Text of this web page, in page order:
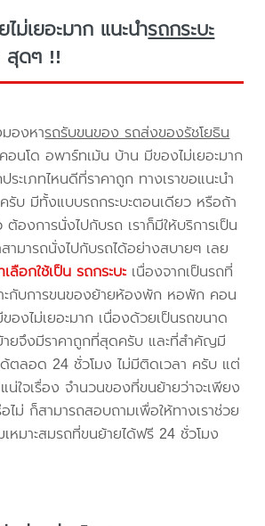
ม่เยอะมาก แนะนำรถกระบะ
สุดๆ !!
องหารถรับขนของ รถส่งของรัชโยธิน
นโด อพาร์ทเม้น บ้าน มีของไม่เยอะมาก
ประเภทไหนดีที่ราคาถูก ทางเราขอแนะนำ
ครับ มีทั้งแบบรถกระบะตอนเดียว หรือถ้า
องการนั่งไปกับรถ เราก็มีให้บริการเป็น
ามารถนั่งไปกับรถได้อย่างสบายๆ เลย
เลือกใช้เป็น รถกระบะ เนื่องจากเป็นรถที่
ะกับการขนของย้ายห้องพัก หอพัก คอน
องไม่เยอะมาก เนื่องด้วยเป็นรถขนาด
ายจึงมีราคาถูกที่สุดครับ และที่สำคัญมี
ตลอด 24 ชั่วโมง ไม่มีติดเวลา ครับ แต่
น่ใจเรื่อง จำนวนของที่ขนย้ายว่าจะเพียง
ไม่ ก็สามารถสอบถามเพื่อให้ทางเราช่วย
หมาะสมรถที่ขนย้ายได้ฟรี 24 ชั่วโมง